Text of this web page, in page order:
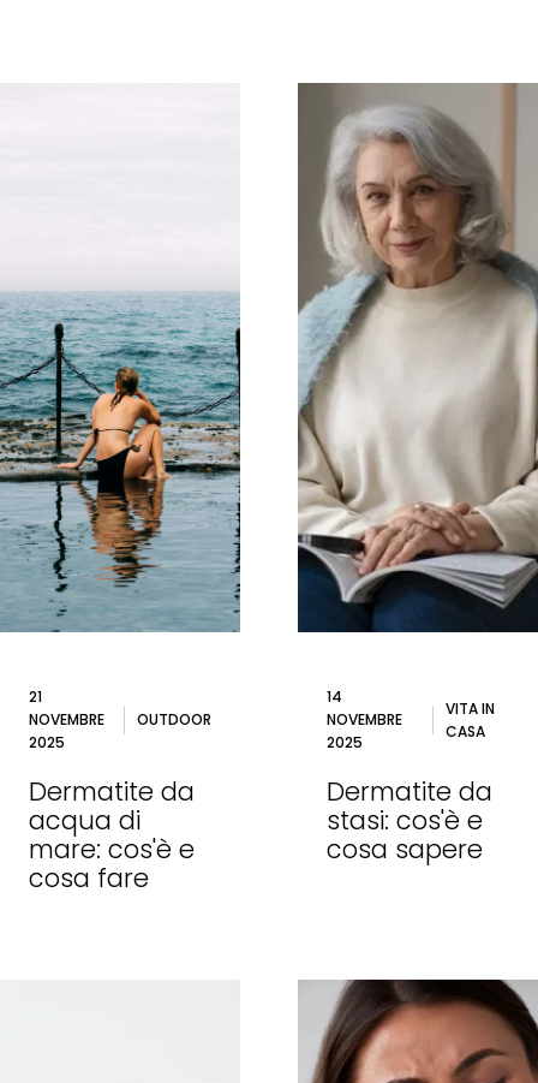
21
NOVEMBRE
2025
OUTDOOR
Dermatite da
acqua di
mare: cos'è e
cosa fare
14
NOVEMBRE
2025
VITA IN
CASA
Dermatite da
stasi: cos'è e
cosa sapere